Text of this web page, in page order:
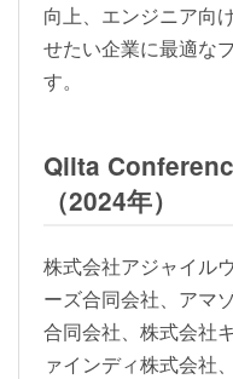
向上、エンジニア向
せたい企業に最適な
す。
Qiita
（2024年）
株式会社アジャイル
ーズ合同会社、アマ
合同会社、株式会社
ァインディ株式会社